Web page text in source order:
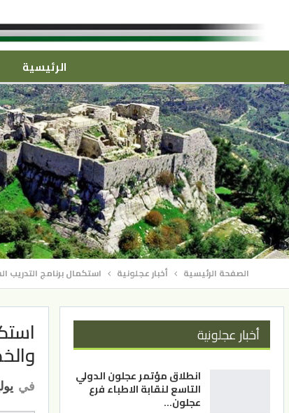
الرئيسية
الصفحة الرئيسية أخبار عجلونية استكمال برنامج
في
أخبار عجلونية
انطلاق مؤتمر عجلون الدولي
التاسع لنقابة الاطباء فرع
عجلون…